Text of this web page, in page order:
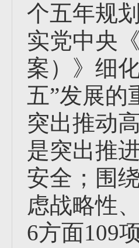
个五年规
实党中央
案）》细
五”发展的
突出推动
是突出推
安全；围
虑战略性
6方面109